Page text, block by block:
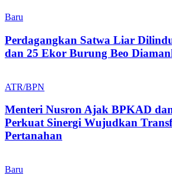
Baru
Perdagangkan Satwa Liar
dan 25 Ekor Burung Beo
ATR/BPN
Menteri Nusron Ajak BPKAD
Perkuat Sinergi Wujudkan
Pertanahan
Baru